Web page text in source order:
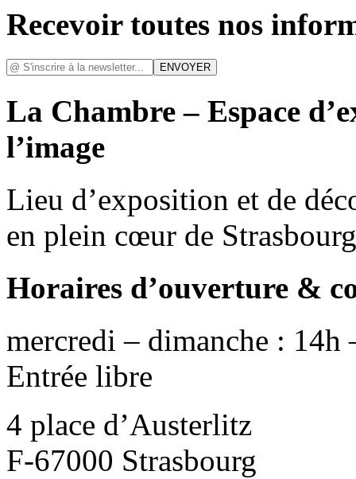
Recevoir toutes nos
La Chambre – Espace
l’image
Lieu d’exposition et de
en plein cœur de Strasbourg
Horaires d’ouverture &
mercredi – dimanche : 14h
Entrée libre
4 place d’Austerlitz
F-67000 Strasbourg